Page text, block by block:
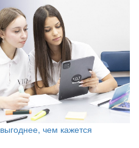
чем кажется